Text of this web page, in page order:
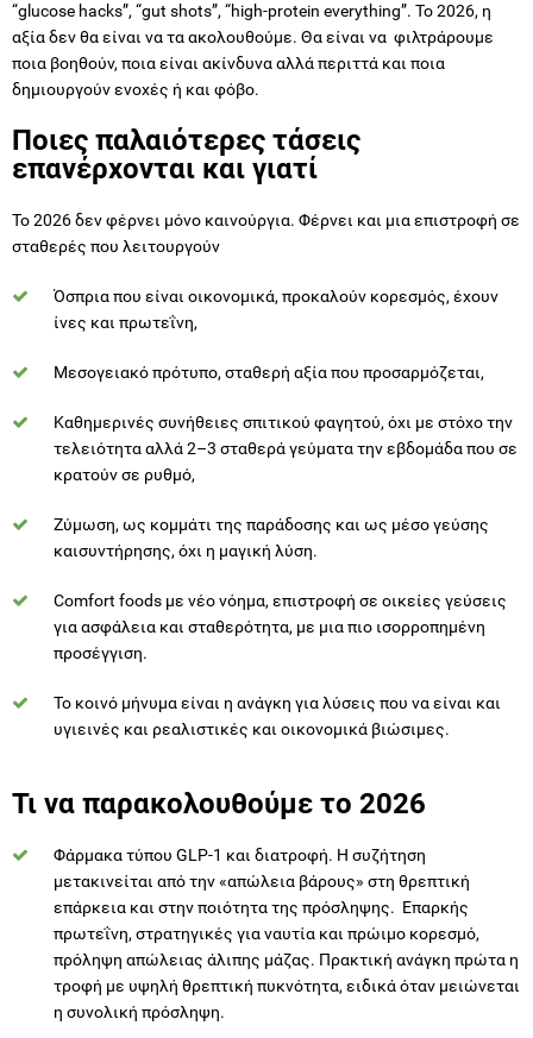
δημιουργούν ενοχές ή και φόβο.
Ποιες παλαιότερες τάσεις
επανέρχονται και γιατί
Το 2026 δεν φέρνει μόνο καινούργια. Φέρνει και μια επιστροφή σε
σταθερές που λειτουργούν
Όσπρια που είναι οικονομικά, προκαλούν κορεσμός, έχουν
ίνες και πρωτεΐνη,
Μεσογειακό πρότυπο, σταθερή αξία που προσαρμόζεται,
τελειότητα αλλά 2–3 σταθερά γεύματα την εβδομάδα που σε
Ζύμωση, ως κομμάτι της παράδοσης και ως μέσο γεύσης
καισυντήρησης, όχι η μαγική λύση.
Comfort foods με νέο νόημα, επιστροφή σε οικείες γεύσεις
για ασφάλεια και σταθερότητα, με μια πιο ισορροπημένη
Το κοινό μήνυμα είναι η ανάγκη για λύσεις που να είναι και
υγιεινές και ρεαλιστικές και οικονομικά βιώσιμες.
Τι να παρακολουθούμε το 2026
μετακινείται από την «απώλεια βάρους» στη θρεπτική
πρωτεΐνη, στρατηγικές για ναυτία και πρώιμο κορεσμό,
πρόληψη απώλειας άλιπης μάζας. Πρακτική ανάγκη πρώτα η
τροφή με υψηλή θρεπτική πυκνότητα, ειδικά όταν μειώνεται
η συνολική πρόσληψη.
Μεταβολική υγεία ως κεντρικός στόχος.Περισσότερη
έμφαση στη σταθερότητα πείνας και ενέργειας και λιγότερη